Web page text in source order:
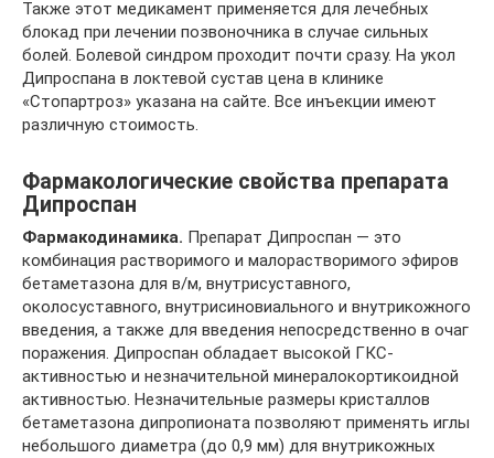
Также этот медикамент применяется для лечебных
блокад при лечении позвоночника в случае сильных
болей. Болевой синдром проходит почти сразу. На укол
Дипроспана в локтевой сустав цена в клинике
«Стопартроз» указана на сайте. Все инъекции имеют
различную стоимость.
Фармакологические свойства препарата
Дипроспан
Фармакодинамика. Препарат Дипроспан — это
комбинация растворимого и малорастворимого эфиров
бетаметазона для в/м, внутрисуставного,
околосуставного, внутрисиновиального и внутрикожного
введения, а также для введения непосредственно в очаг
поражения. Дипроспан обладает высокой ГКС-
активностью и незначительной минералокортикоидной
активностью. Незначительные размеры кристаллов
бетаметазона дипропионата позволяют применять иглы
небольшого диаметра (до 0,9 мм) для внутрикожных